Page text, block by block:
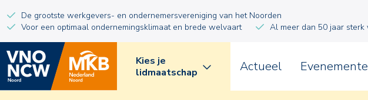
De grootste werkgevers- en ondernemersvereniging van het Noorden
Voor een optimaal ondernemingsklimaat en brede welvaart
Al meer dan 50 jaar sterk
Kies je
lidmaatschap
Actueel